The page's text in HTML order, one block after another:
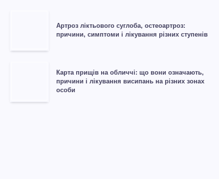
Артроз ліктьового суглоба, остеоартроз:
причини, симптоми і лікування різних ступенів
Карта прищів на обличчі: що вони означають,
причини і лікування висипань на різних зонах
особи